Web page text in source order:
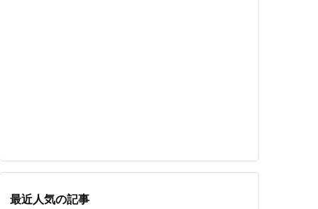
最近人気の記事